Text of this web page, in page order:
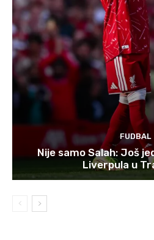
FUDBAL
Nije samo Salah: Još
Liverpula u